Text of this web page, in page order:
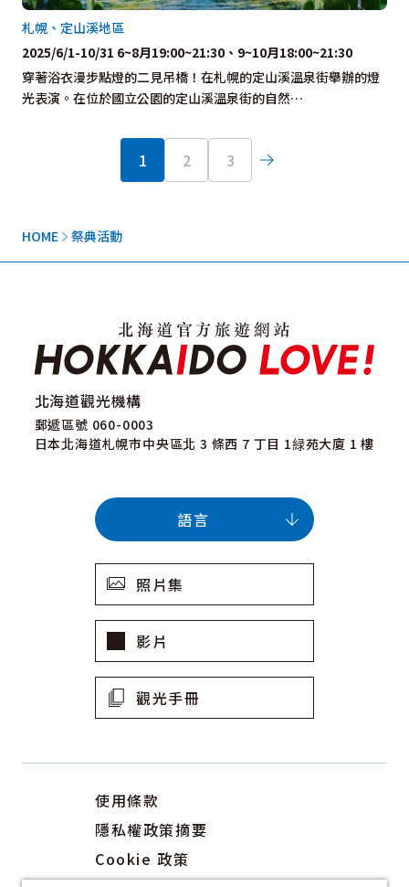
HOME 祭典活動
穿著浴衣漫步點燈的二見吊橋！在札幌的定山溪溫泉街舉辦的燈
光表演。在位於國立公園的定山溪溫泉街的自然…
札幌、定山溪地區
2025/6/1-10/31 6~8月19:00~21:30、9~10月18:00~21:30
1 2 3
北海道觀光機構
郵遞區號 060-0003
日本北海道札幌市中央區北 3 條西 7 丁目 1緑苑大廈 1 樓
照片集
影片
觀光手冊
使用條款
隱私權政策摘要
Cookie 政策
語言